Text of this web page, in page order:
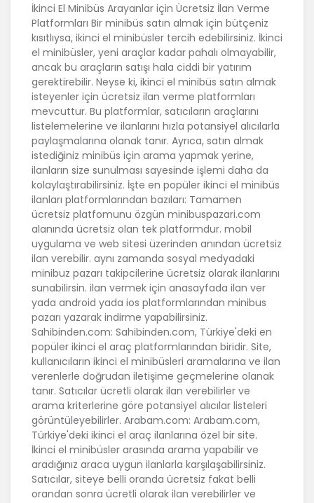
İkinci El Minibüs Arayanlar için Ücretsiz İlan Verme
Platformları Bir minibüs satın almak için bütçeniz
kısıtlıysa, ikinci el minibüsler tercih edebilirsiniz. İkinci
el minibüsler, yeni araçlar kadar pahalı olmayabilir,
ancak bu araçların satışı hala ciddi bir yatırım
gerektirebilir. Neyse ki, ikinci el minibüs satın almak
isteyenler için ücretsiz ilan verme platformları
mevcuttur. Bu platformlar, satıcıların araçlarını
listelemelerine ve ilanlarını hızla potansiyel alıcılarla
paylaşmalarına olanak tanır. Ayrıca, satın almak
istediğiniz minibüs için arama yapmak yerine,
ilanların size sunulması sayesinde işlemi daha da
kolaylaştırabilirsiniz. İşte en popüler ikinci el minibüs
ilanları platformlarından bazıları: Tamamen
ücretsiz platfomunu özgün minibuspazari.com
alanında ücretsiz olan tek platformdur. mobil
uygulama ve web sitesi üzerinden anından ücretsiz
ilan verebilir. aynı zamanda sosyal medyadaki
minibuz pazarı takipcilerine ücretsiz olarak ilanlarını
sunabilirsin. ilan vermek için anasayfada ilan ver
yada android yada ios platformlarından minibus
pazarı yazarak indirme yapabilirsiniz.
Sahibinden.com: Sahibinden.com, Türkiye'deki en
popüler ikinci el araç platformlarından biridir. Site,
kullanıcıların ikinci el minibüsleri aramalarına ve ilan
verenlerle doğrudan iletişime geçmelerine olanak
tanır. Satıcılar ücretli olarak ilan verebilirler ve
arama kriterlerine göre potansiyel alıcılar listeleri
görüntüleyebilirler. Arabam.com: Arabam.com,
Türkiye'deki ikinci el araç ilanlarına özel bir site.
İkinci el minibüsler arasında arama yapabilir ve
aradığınız araca uygun ilanlarla karşılaşabilirsiniz.
Satıcılar, siteye belli oranda ücretsiz fakat belli
orandan sonra ücretli olarak ilan verebilirler ve